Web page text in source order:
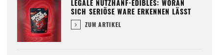
LEGALE NUTZHANF-EDIBLES: WORAN
SICH SERIÖSE WARE ERKENNEN LÄSST
ZUM ARTIKEL